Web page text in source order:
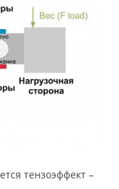
тензоэффект –